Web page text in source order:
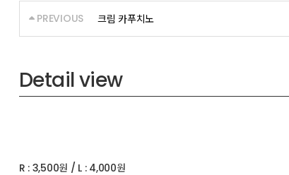
PREVIOUS 크림 카푸치노
Detail view
R : 3,500원 / L : 4,000원